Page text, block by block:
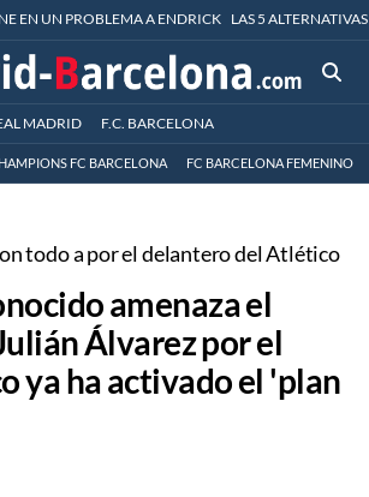
EN UN PROBLEMA A ENDRICK LAS 5
MADRID F.C. BARCELONA
FC BARCELONA FC BARCELONA FEMENINO
todo a por el delantero del Atlético
amenaza el
Álvarez por el
ya ha activado el 'plan